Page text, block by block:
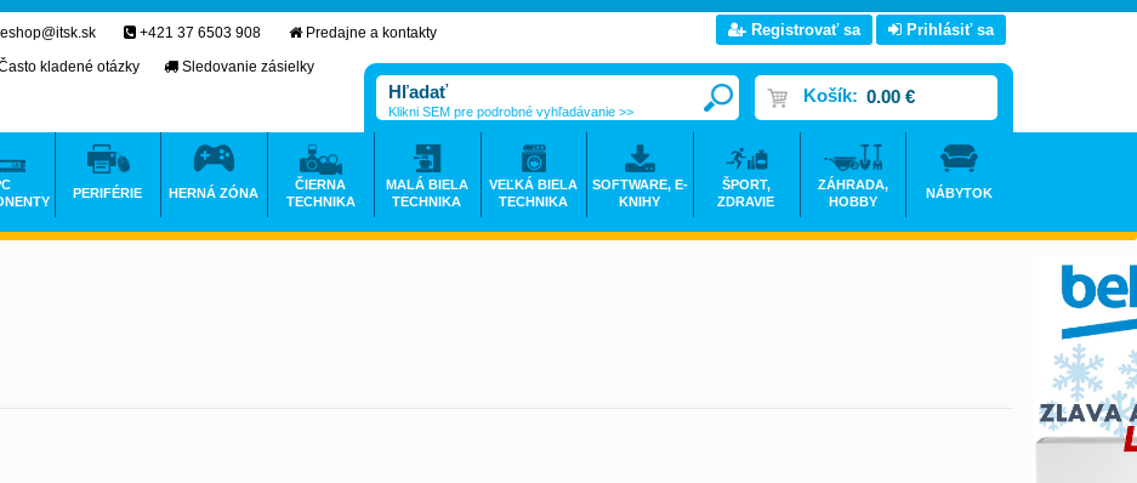
eshop@itsk.sk +421 37 6503 908
Predajne a kontakty
kladené otázky
Sledovanie zásielky
Registrovať sa Prihlásiť sa
Košík: 0.00 €
Klikni SEM pre podrobné vyhľadávanie >>
PERIFÉRIE HERNÁ ZÓNA
ČIERNA
TECHNIKA
MALÁ BIELA
TECHNIKA
VEĽKÁ BIELA
TECHNIKA
SOFTWARE, E-
KNIHY
ŠPORT,
ZDRAVIE
ZÁHRADA,
HOBBY
NÁBYTOK